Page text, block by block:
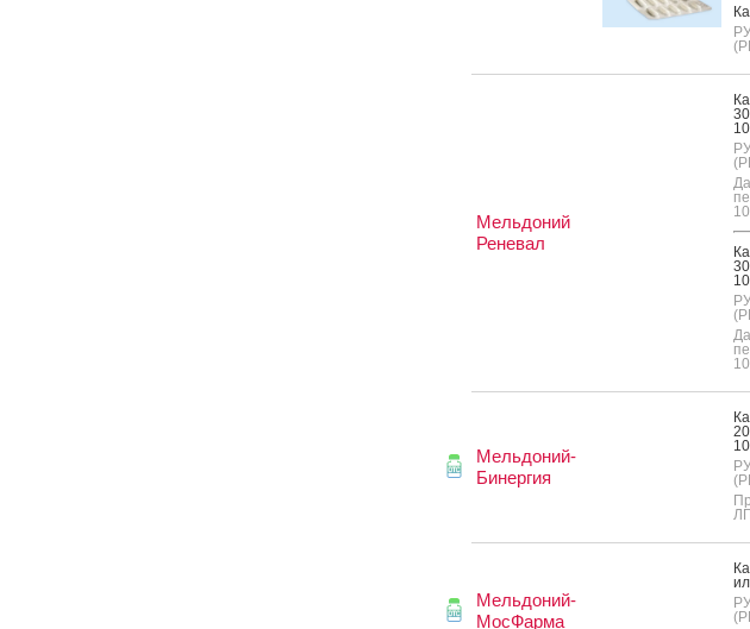
Мельдоний
Реневал
Мельдоний-
Бинергия
Мельдоний-
МосФарма